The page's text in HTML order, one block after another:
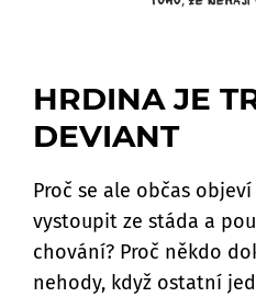
HRDINA JE
DEVIANT
Proč se ale občas
vystoupit ze stáda a
chování? Proč někdo
nehody, když ostatní